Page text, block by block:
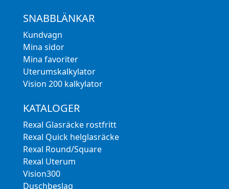
SNABBLÄNKAR
Kundvagn
Mina sidor
Mina favoriter
Uterumskalkylator
Vision 200 kalkylator
KATALOGER
Rexal Glasräcke rostfritt
Rexal Quick helglasräcke
Rexal Round/Square
Rexal Uterum
Vision300
Duschbeslag